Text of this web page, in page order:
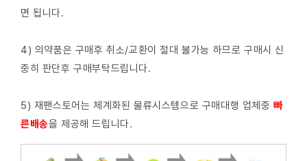
면 됩니다.
4) 의약품은 구매후 취소/교환이 절대 불가능 하므로 구매시 신
중히 판단후 구매부탁드립니다.
5) 재팬스토어는 체계화된 물류시스템으로 구매대행 업체중빠
른배송을 제공해 드립니다.